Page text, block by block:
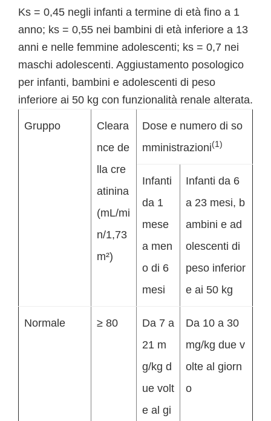
Ks = 0,45 negli infanti a termine di età fino a 1
anno; ks = 0,55 nei bambini di età inferiore a 13
anni e nelle femmine adolescenti; ks = 0,7 nei
maschi adolescenti. Aggiustamento posologico
per infanti, bambini e adolescenti di peso
inferiore ai 50 kg con funzionalità renale alterata.
Gruppo
Cleara
nce de
lla cre
atinina
(mL/mi
n/1,73
m²)
Dose e numero di so
mministrazioni(1)
Infanti
da 1
mese
a men
o di 6
mesi
Infanti da 6
a 23 mesi, b
ambini e ad
olescenti di
peso inferior
e ai 50 kg
Normale ≥ 80
Da 7 a
21 m
g/kg d
ue volt
e al gi
Da 10 a 30
mg/kg due v
olte al giorn
o